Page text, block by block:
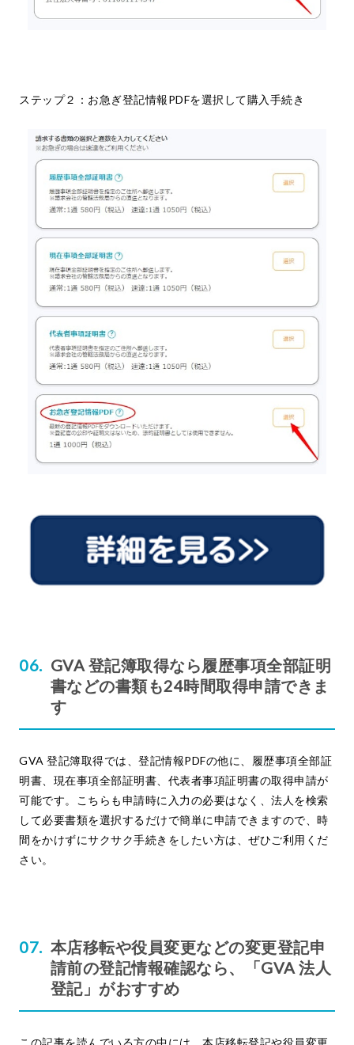
ステップ２：お急ぎ登記情報PDFを選択して購入手続き
GVA 登記簿取得なら履歴事項全部証明
書などの書類も24時間取得申請できま
す
GVA 登記簿取得では、登記情報PDFの他に、履歴事項全部証
明書、現在事項全部証明書、代表者事項証明書の取得申請が
可能です。こちらも申請時に入力の必要はなく、法人を検索
して必要書類を選択するだけで簡単に申請できますので、時
間をかけずにサクサク手続きをしたい方は、ぜひご利用くだ
さい。
本店移転や役員変更などの変更登記申
請前の登記情報確認なら、「GVA 法人
登記」がおすすめ